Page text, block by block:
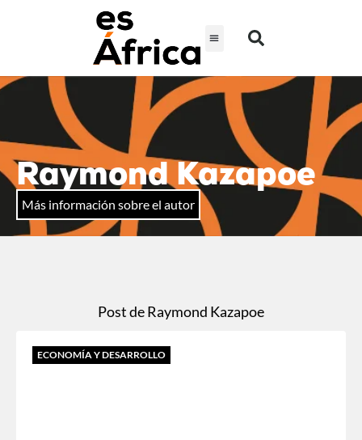
Raymond Kazapoe
Más información sobre el autor
Post de Raymond Kazapoe
ECONOMÍA Y DESARROLLO